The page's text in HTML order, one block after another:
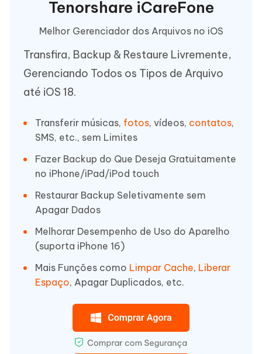
Tenorshare iCareFone
Melhor Gerenciador dos Arquivos no iOS
Transfira, Backup & Restaure Livremente,
Gerenciando Todos os Tipos de Arquivo
até iOS 18.
Transferir músicas, fotos, vídeos, contatos,
SMS, etc., sem Limites
Fazer Backup do Que Deseja Gratuitamente
no iPhone/iPad/iPod touch
Restaurar Backup Seletivamente sem
Apagar Dados
Melhorar Desempenho de Uso do Aparelho
(suporta iPhone 16)
Mais Funções como Limpar Cache, Liberar
Espaço, Apagar Duplicados, etc.